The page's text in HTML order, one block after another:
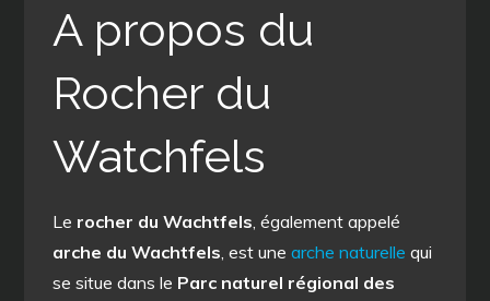
A propos du
Rocher du
Watchfels
Le rocher du Wachtfels, également appelé
arche du Wachtfels, est unearche naturelle qui
se situe dans le Parc naturel régional des